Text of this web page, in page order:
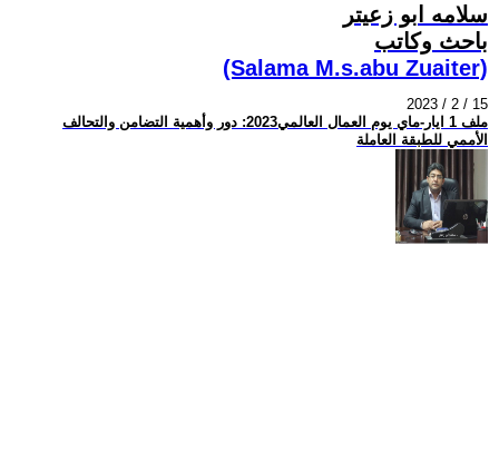
سلامه ابو زعيتر
باحث وكاتب
(Salama M.s.abu Zuaiter)
2023 / 2 / 15
ملف 1 ايار-ماي يوم العمال العالمي2023: دور وأهمية التضامن والتحالف
الأممي للطبقة العاملة